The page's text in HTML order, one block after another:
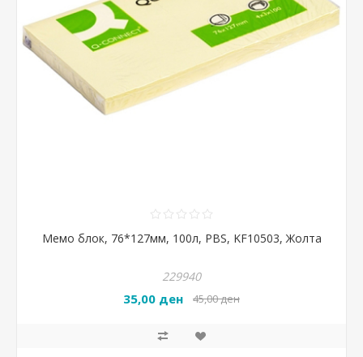
Мемо блок, 76*127мм, 100л, PBS, KF10503, Жолта
229940
35,00 ден 45,00 ден